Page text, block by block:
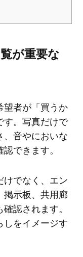
が重要な
望者が「買うか
す。写真だけで
、音やにおいな
できます。
けでなく、エン
掲示板、共用廊
認されます。
しをイメージす